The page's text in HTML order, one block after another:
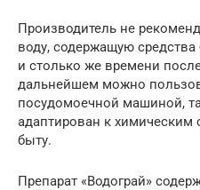
Производитель не
воду, содержащую
и столько же времени
дальнейшем можно
посудомоечной машиной,
адаптирован к
быту.
Препарат «Водограй»